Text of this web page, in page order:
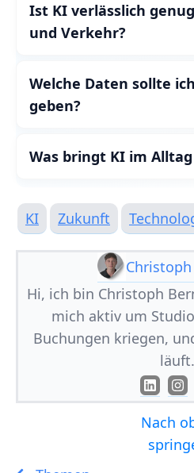
Ist KI verlässlich
und Verkehr?
Welche Daten sollte
geben?
Was bringt KI im
KI Zukunft
Hi, ich bin Christoph
mich aktiv um
Buchungen kriegen,
läuft.